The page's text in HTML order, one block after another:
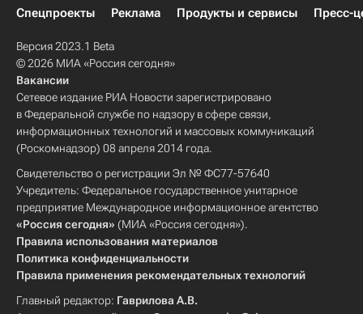
Спецпроекты
Реклама Продукты и сервисы Пресс-
Версия 2023.1 Beta
© 2026 МИА «Россия сегодня»
Вакансии
Сетевое издание РИА Новости зарегистрировано
в Федеральной службе по надзору в сфере связи,
информационных технологий и массовых коммуникаций
(Роскомнадзор) 08 апреля 2014 года.
Свидетельство о регистрации Эл № ФС77-57640
Учредитель: Федеральное государственное унитарное
предприятие Международное информационное агентство
«Россия сегодня» (МИА «Россия сегодня»).
Правила использования материалов
Политика конфиденциальности
Правила применения рекомендательных технологий
Главный редактор: Гаврилова А.В.